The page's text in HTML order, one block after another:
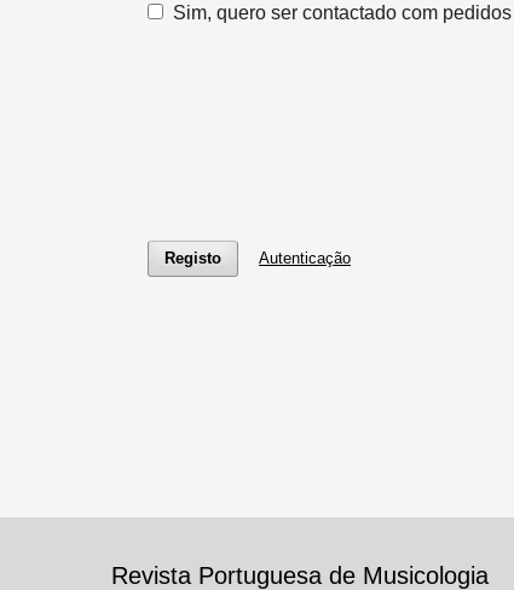
Sim, quero ser contactado com
Registo Autenticação
Revista Portuguesa de Musicologia